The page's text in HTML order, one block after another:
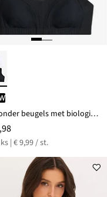
Bh zonder beugels met biologisch katoen (set van 2)
| € 9,99 / st.